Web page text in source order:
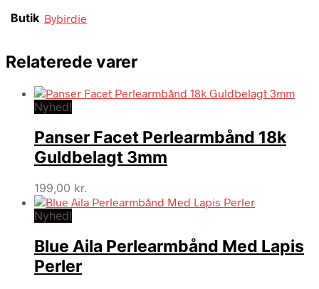
Butik Bybirdie
Relaterede varer
Nyhed!
Panser Facet Perlearmbånd 18k
Guldbelagt 3mm
199,00 kr.
Nyhed!
Blue Aila Perlearmbånd Med Lapis
Perler